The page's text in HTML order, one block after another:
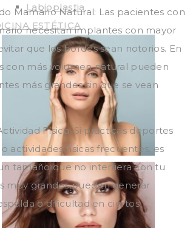
Labioplastia
ESTÉTICA
Mamario Natural: Las pacientes con
necesitan implantes con mayor
que los bordes sean notorios. En
con más volumen natural pueden
más grandes sin que se vean
Física: Si practicás deportes
actividades físicas frecuentes, es
tamaño que no interfiera con tu
muy grandes pueden generar
o dificultad en ciertos